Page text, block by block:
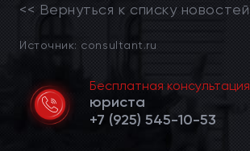
<< Вернуться к списку новостей
Источник: consultant.ru
Бесплатная консультация
юриста
+7 (925) 545-10-53